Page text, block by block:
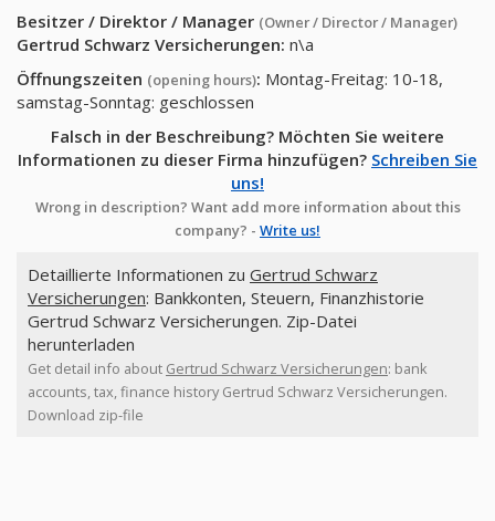
Besitzer / Direktor / Manager (Owner / Director / Manager)
Gertrud Schwarz Versicherungen: n\a
Öffnungszeiten (opening hours): Montag-Freitag: 10-18,
samstag-Sonntag: geschlossen
Falsch in der Beschreibung? Möchten Sie weitere
Informationen zu dieser Firma hinzufügen? Schreiben Sie
uns!
Wrong in description? Want add more information about this
company? - Write us!
Detaillierte Informationen zu Gertrud Schwarz
Versicherungen: Bankkonten, Steuern, Finanzhistorie
Gertrud Schwarz Versicherungen. Zip-Datei
herunterladen
Get detail info about Gertrud Schwarz Versicherungen: bank
accounts, tax, finance history Gertrud Schwarz Versicherungen.
Download zip-file